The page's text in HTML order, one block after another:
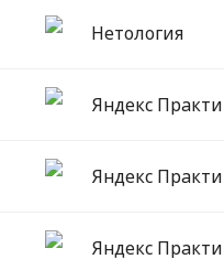
Нетология
Яндекс
Яндекс
Яндекс